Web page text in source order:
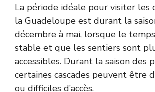
La période idéale pour visiter les
la Guadeloupe est durant la
décembre à mai, lorsque le
stable et que les sentiers sont
accessibles. Durant la saison des
certaines cascades peuvent être
ou difficiles d’accès.